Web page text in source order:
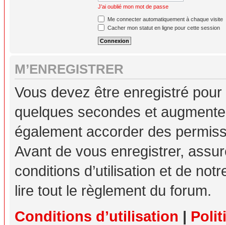
J’ai oublié mon mot de passe
Me connecter automatiquement à chaque visite
Cacher mon statut en ligne pour cette session
M’ENREGISTRER
Vous devez être enregistré
quelques secondes et
également accorder des
Avant de vous enregistrer,
conditions d’utilisation et de
lire tout le règlement du forum.
Conditions d’utilisation |